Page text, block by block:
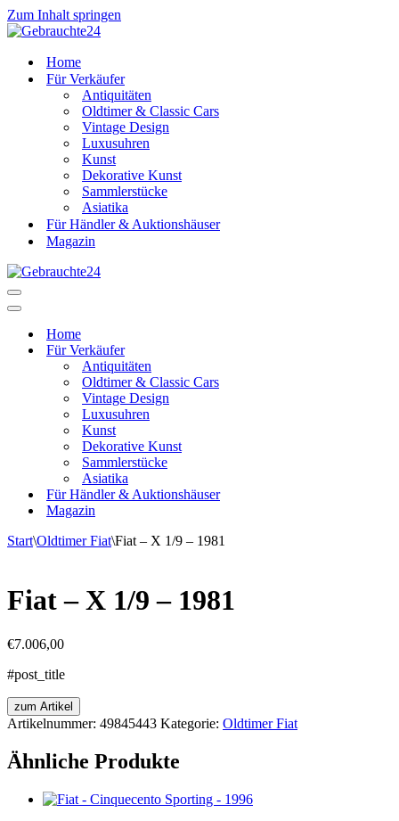
Zum Inhalt springen
Home
Für Verkäufer
Antiquitäten
Oldtimer & Classic Cars
Vintage Design
Luxusuhren
Kunst
Dekorative Kunst
Sammlerstücke
Asiatika
Für Händler & Auktionshäuser
Magazin
Navigationsmenü
Navigationsmenü
Home
Für Verkäufer
Antiquitäten
Oldtimer & Classic Cars
Vintage Design
Luxusuhren
Kunst
Dekorative Kunst
Sammlerstücke
Asiatika
Für Händler & Auktionshäuser
Magazin
Start\Oldtimer Fiat\Fiat – X 1/9 – 1981
Fiat – X 1/9 – 1981
€7.006,00
#post_title
zum Artikel
Artikelnummer: 49845443 Kategorie: Oldtimer Fiat
Ähnliche Produkte